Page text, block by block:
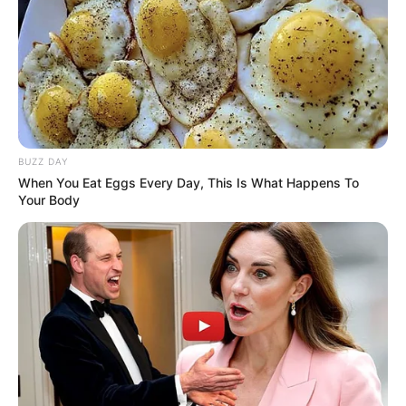
BUZZ DAY
When You Eat Eggs Every Day, This Is What Happens To
Your Body